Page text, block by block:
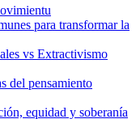
para transformar la
vs Extractivismo
del pensamiento
equidad y soberanía